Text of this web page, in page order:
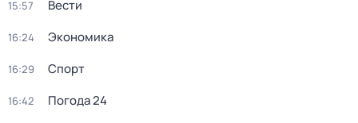
15:57 Вести
16:24 Экономика
16:29 Спорт
16:42 Погода 24